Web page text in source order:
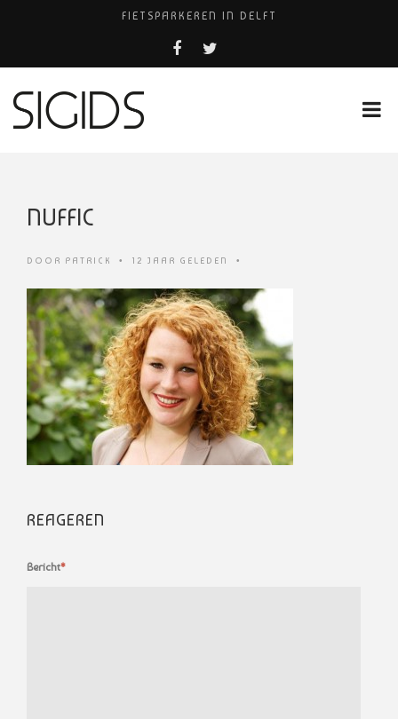
FIETSPARKEREN IN DELFT
FIETS KWIJT IN TILBURG?
PIZZERIA POMPEÏ ￼
NUFFIC
DOOR PATRICK • 12 JAAR GELEDEN •
REAGEREN
Bericht*